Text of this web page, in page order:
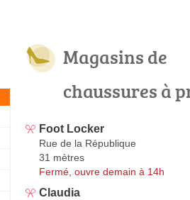
Magasins de
chaussures à
Foot Locker
Rue de la République
31 mètres
Fermé, ouvre demain à 14h
Claudia